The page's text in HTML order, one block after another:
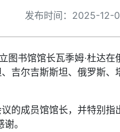
发布时间：2025-
图书馆馆长瓦季姆·杜达
吉尔吉斯斯坦、俄罗斯
的成员馆馆长，并特别
。